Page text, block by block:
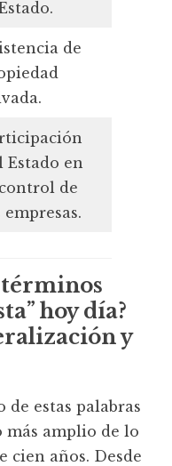
de
Estado en
de
empresas.
términos
hoy día?
y
de estas palabras
más amplio de lo
cien años. Desde